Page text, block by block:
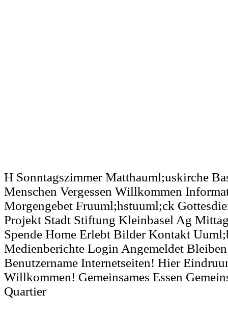
H Sonntagszimmer Matthauml;uskirche
Menschen Vergessen Willkommen
Morgengebet Fruuml;hstuuml;ck
Projekt Stadt Stiftung Kleinbasel Ag
Spende Home Erlebt Bilder Kontakt
Medienberichte Login Angemeldet
Benutzername Internetseiten! Hier
Willkommen! Gemeinsames Essen
Quartier